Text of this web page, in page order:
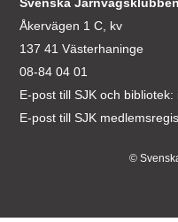
Åkervägen 1 C, kv
137 41 Västerhaninge
08-84 04 01
E-post till SJK och bibliotek:
E-post till SJK
©